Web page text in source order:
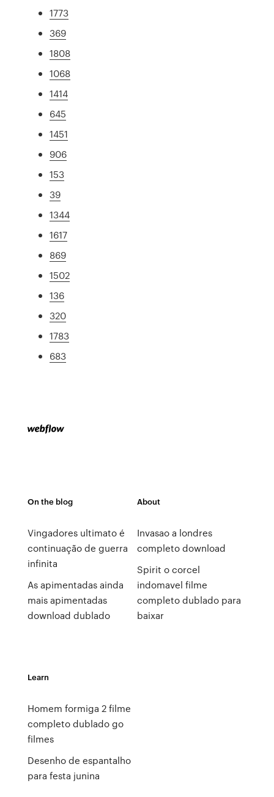
1773
369
1808
1068
1414
645
1451
906
153
39
1344
1617
869
1502
136
320
1783
683
On the blog
Vingadores ultimato é
continuação de guerra
infinita
As apimentadas ainda
mais apimentadas
download dublado
About
Invasao a londres
completo download
Spirit o corcel
indomavel filme
completo dublado para
baixar
Learn
Homem formiga 2 filme
completo dublado go
filmes
Desenho de espantalho
para festa junina